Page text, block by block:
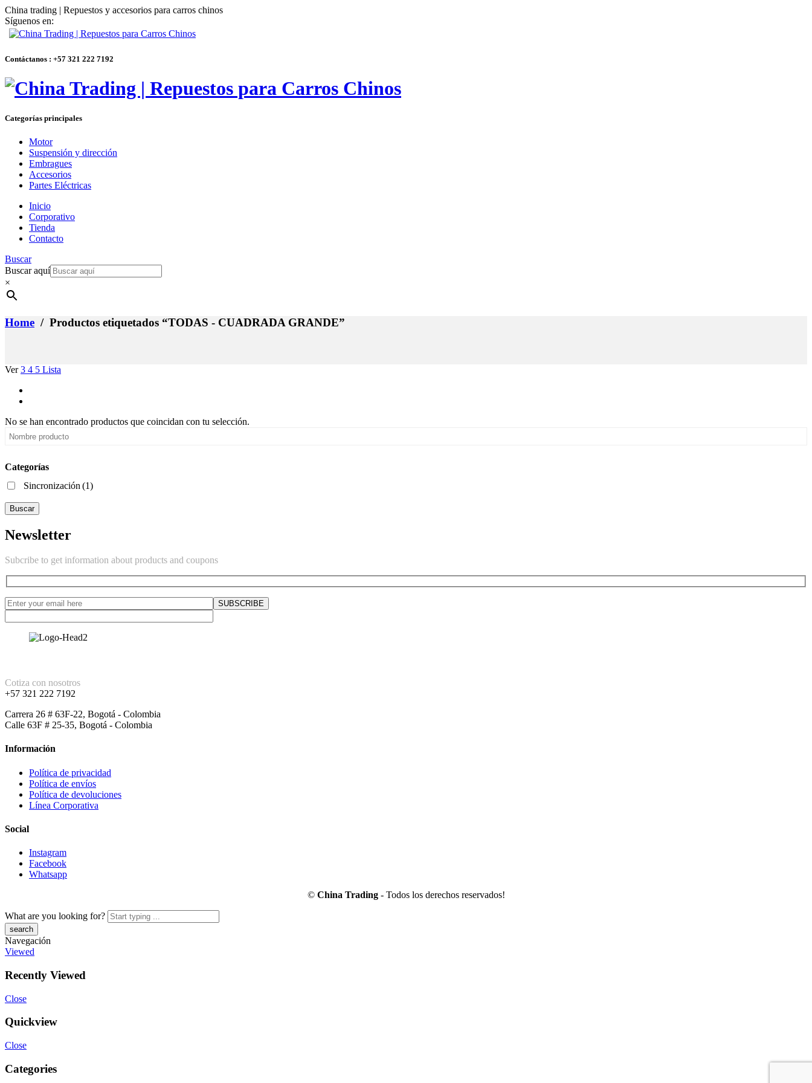
China trading | Repuestos y accesorios para carros chinos
Síguenos en:
Contáctanos : +57 321 222 7192
Categorías principales
Motor
Suspensión y dirección
Embragues
Accesorios
Partes Eléctricas
Inicio
Corporativo
Tienda
Contacto
Buscar
Buscar aquí
×
Home / Productos etiquetados “TODAS - CUADRADA GRANDE”
Ver3 4 5 Lista
No se han encontrado productos que coincidan con tu selección.
Categorías
Sincronización (1)
Buscar
Newsletter
Subcribe to get information about products and coupons
Cotiza con nosotros
+57 321 222 7192
Carrera 26 # 63F-22, Bogotá - Colombia
Calle 63F # 25-35, Bogotá - Colombia
Información
Política de privacidad
Política de envíos
Política de devoluciones
Línea Corporativa
Social
Instagram
Facebook
Whatsapp
© China Trading - Todos los derechos reservados!
What are you looking for?
Navegación
Viewed
Recently Viewed
Close
Quickview
Close
Categories